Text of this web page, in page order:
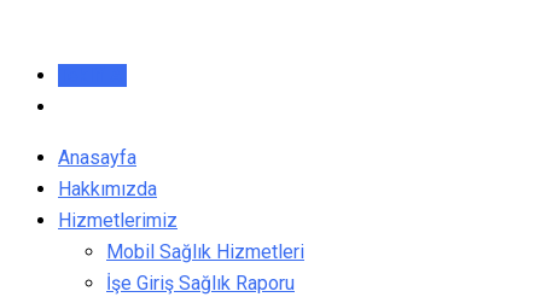
content
Anasayfa
Hakkımızda
Hizmetlerimiz
Mobil Sağlık Hizmetleri
İşe Giriş Sağlık Raporu